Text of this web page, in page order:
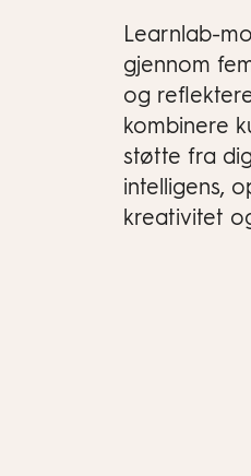
Learnlab-
gjennom
og
kombinere
støtte fra
intelligens,
kreativitet